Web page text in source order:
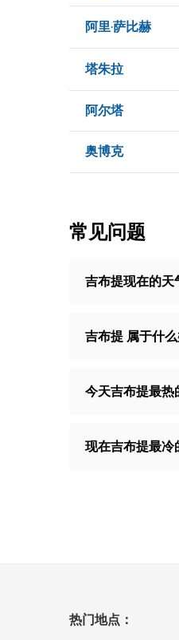
阿里·萨比赫
塔朱拉
阿尔塔
奥博克
常见问题
吉布提现在的天
吉布提 属于什
今天吉布提最热
现在吉布提最冷
热门地点：